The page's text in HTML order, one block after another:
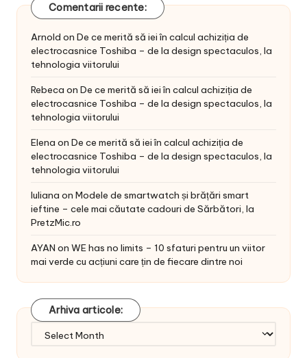
Comentarii recente:
Arnold on De ce merită să iei în calcul achiziția de
electrocasnice Toshiba – de la design spectaculos, la
tehnologia viitorului
Rebeca on De ce merită să iei în calcul achiziția de
electrocasnice Toshiba – de la design spectaculos, la
tehnologia viitorului
Elena on De ce merită să iei în calcul achiziția de
electrocasnice Toshiba – de la design spectaculos, la
tehnologia viitorului
Iuliana on Modele de smartwatch și brățări smart
ieftine – cele mai căutate cadouri de Sărbători, la
PretzMic.ro
AYAN on WE has no limits – 10 sfaturi pentru un viitor
mai verde cu acțiuni care țin de fiecare dintre noi
Arhiva articole: